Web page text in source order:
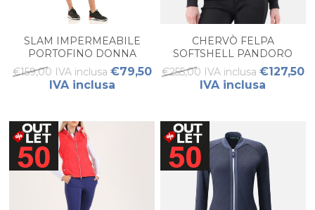
SLAM IMPERMEABILE
PORTOFINO DONNA
€159,00 IVA inclusa €79,50
IVA inclusa
CHERVÒ FELPA
SOFTSHELL PANDORO
DONNA
€255,00 IVA inclusa €127,50
IVA inclusa